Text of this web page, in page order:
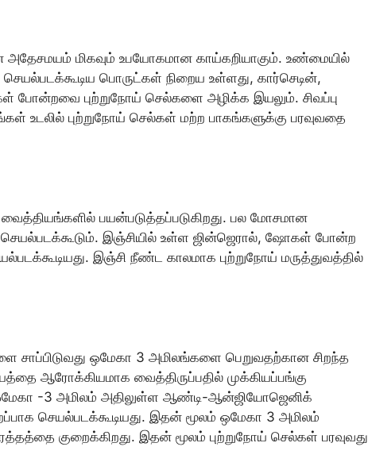
அதேசமயம் மிகவும் உபயோகமான காய்கறியாகும். உண்மையில்
செயல்படக்கூடிய பொருட்கள் நிறைய உள்ளது, கார்செடின்,
போன்றவை புற்றுநோய் செல்களை அழிக்க இயலும். சிவப்பு
உடலில் புற்றுநோய் செல்கள் மற்ற பாகங்களுக்கு பரவுவதை
பயன்படுத்தப்படுகிறது. பல மோசமான
செயல்படக்கூடும். இஞ்சியில் உள்ள ஜின்ஜெரால், ஷோகள் போன்ற
இஞ்சி நீண்ட காலமாக புற்றுநோய் மருத்துவத்தில்
ஒமேகா 3 அமிலங்களை பெறுவதற்கான சிறந்த
ஆரோக்கியமாக வைத்திருப்பதில் முக்கியப்பங்கு
-3 அமிலம் அதிலுள்ள ஆண்டி-ஆன்ஜியோஜெனிக்
செயல்படக்கூடியது. இதன் மூலம் ஒமேகா 3 அமிலம்
குறைக்கிறது. இதன் மூலம் புற்றுநோய் செல்கள் பரவுவது